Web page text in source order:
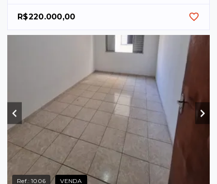
R$220.000,00
Ref.:1006 VENDA